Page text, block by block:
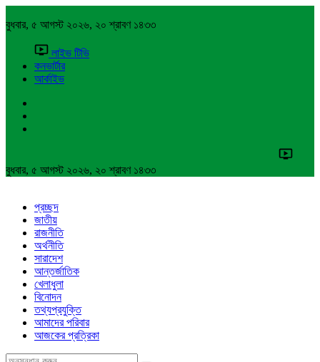
বুধবার, ৫ আগস্ট ২০২৬, ২০ শ্রাবণ ১৪৩৩
লাইভ টিভি
কনভার্টার
আর্কাইভ
বুধবার, ৫ আগস্ট ২০২৬, ২০ শ্রাবণ ১৪৩৩
প্রচ্ছদ
জাতীয়
রাজনীতি
অর্থনীতি
সারাদেশ
আন্তর্জাতিক
খেলাধুলা
বিনোদন
তথ্যপ্রযুক্তি
আমাদের পরিবার
আজকের প্রত্রিকা